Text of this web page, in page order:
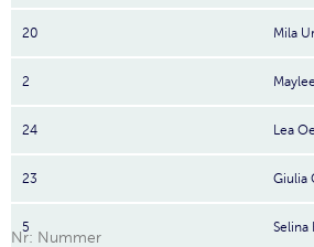
20 Mila
2
24 Lea
23 Giulia
5 Selina
Nr: Nummer